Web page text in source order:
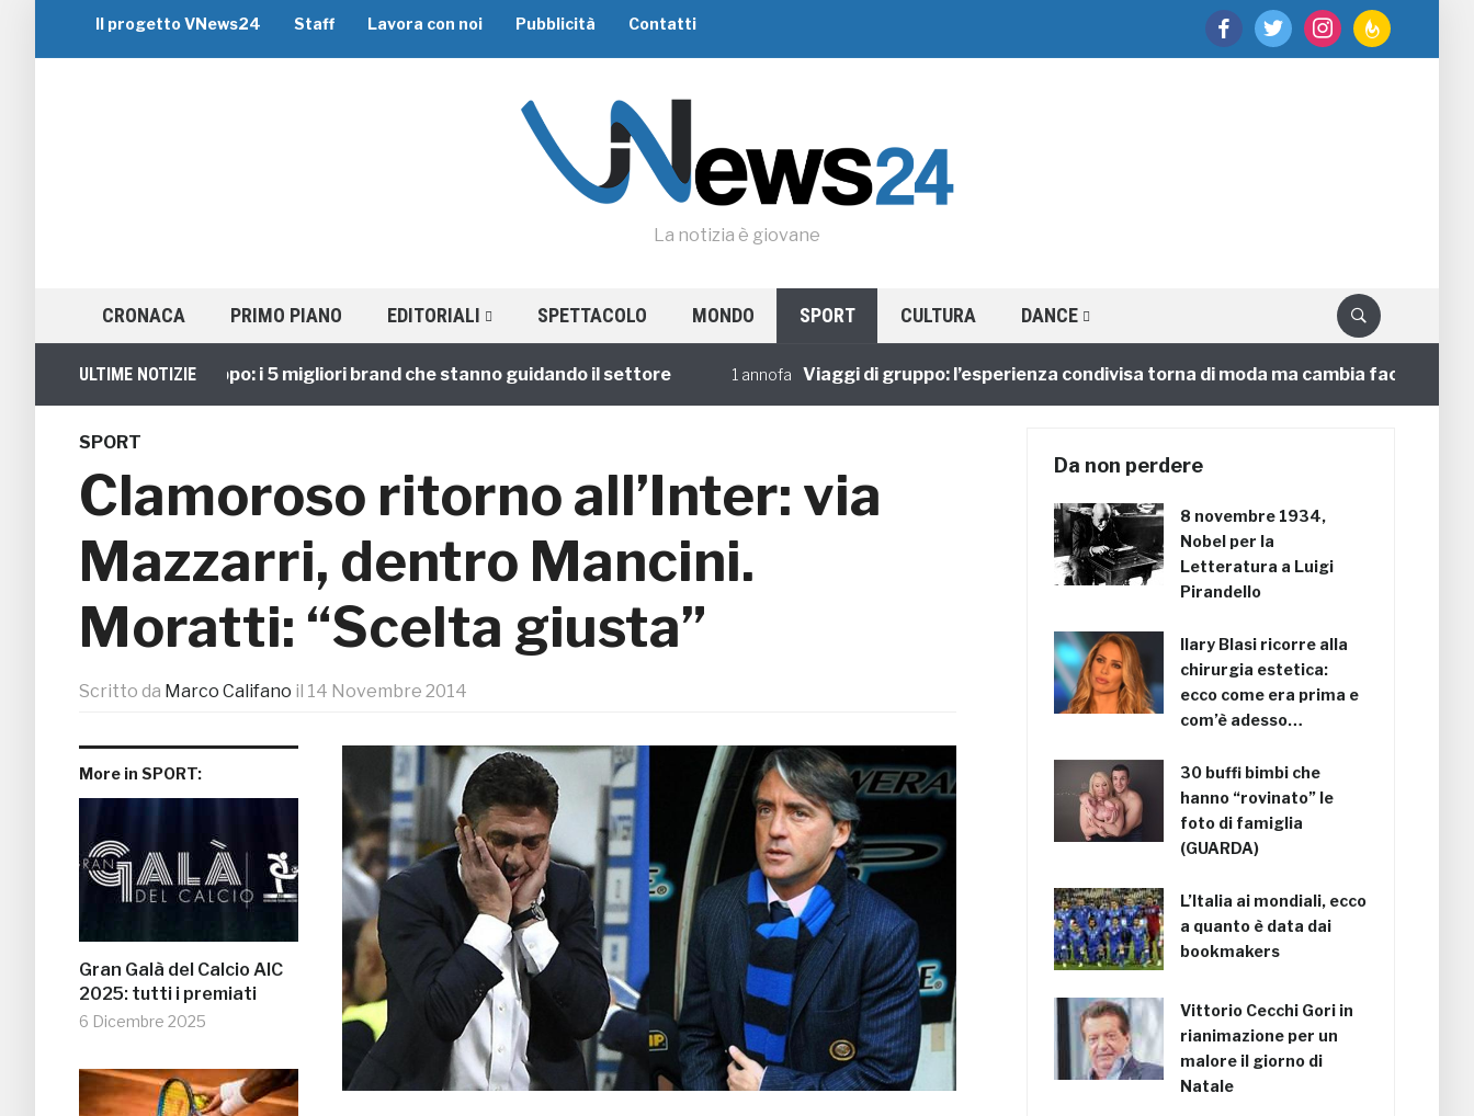
facebooktwitter instagramfeedburner
Il progetto VNews24 Staff Lavora con noi Pubblicità Contatti
La notizia è giovane
CRONACA PRIMO PIANO EDITORIALI SPETTACOLO MONDO SPORT CULTURA DANCE
ULTIME NOTIZIE
Viaggi di Gruppo: i 5 migliori brand che stanno guidando il settore 1 annofa Viaggi di gruppo: l’esperienza condivisa torna di moda ma cambia faccia
SPORT
Clamoroso ritorno all’Inter: via
Mazzarri, dentro Mancini.
Moratti: “Scelta giusta”
Scritto da Marco Califano il 14 Novembre 2014
More in SPORT:
Gran Galà del Calcio AIC
2025: tutti i premiati
6 Dicembre 2025
Da non perdere
8 novembre 1934,
Nobel per la
Letteratura a Luigi
Pirandello
Ilary Blasi ricorre alla
chirurgia estetica:
ecco come era prima e
com’è adesso…
30 buffi bimbi che
hanno “rovinato” le
foto di famiglia
(GUARDA)
L’Italia ai mondiali, ecco
a quanto è data dai
bookmakers
Vittorio Cecchi Gori in
rianimazione per un
malore il giorno di
Natale